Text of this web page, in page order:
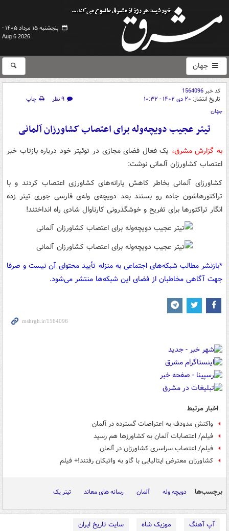
پنجشنبه ۱۵ مرداد ۱۴۰۵ -
Aug 6 2026
جهان
کد خبر1564096
تاریخ انتشار: ۲۰ دی ۱۴۰۲ - ۱۰:۳۲ ۹ نظر
چاپ
جهان
تیتر عجیب دویچه‌وله برای اعتصاب کشاورزان آلمانی
به گزارش مشرق، یک فعال فضای مجازی در توئیتر خود درباره بازتاب خبر
اعتصاب کشاورزان آلمانی نوشت:
کشاورزای آلمانی بخاطر کاهش یارانه‌های کشاورزی اعتصاب کردند و با
تراکتورهاشون جاده رو بستند بعد دویچه‌ی وله‌ی فارسی جوری تیتر زده
انگار تراکتورها برای تفریح و خوشگذرونی کارناوال شادی راه انداختند!
*بازنشر مطالب شبکه‌های اجتماعی به منزله تأیید محتوای آن نیست و صرفا
جهت آگاهی مخاطبان از فضای این شبکه‌ها منتشر می‌شود.
اخبار مرتبط
واکنش مدودف به اعتراضات گسترده در آلمان
فیلم/ اعتصابات آلمان به کشاورزها هم رسید
فیلم/ اعتصاب سراسری کشاورزان در آلمان
کشاورزان معترض ایتالیایی با گاو به واتیکان رفتند!+ فیلم
برچسب‌ها دویچه وله آلمان رسانه های معاند تیتر یک
آپ آهنگ موزیک شاه
سایت تاریخ ایران